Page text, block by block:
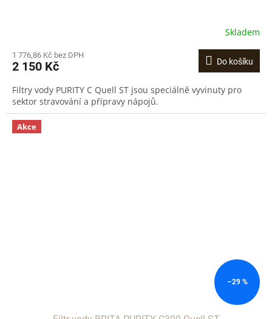
Skladem
1 776,86 Kč bez DPH
2 150 Kč Do košíku
Filtry vody PURITY C Quell ST jsou speciálně vyvinuty pro
sektor stravování a přípravy nápojů.
Akce
–29 %